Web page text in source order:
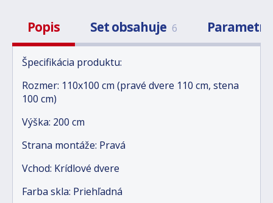
Popis Set obsahuje 6 Parametre
Špecifikácia produktu:
Rozmer: 110x100 cm (pravé dvere 110 cm, stena
100 cm)
Výška: 200 cm
Strana montáže: Pravá
Vchod: Krídlové dvere
Farba skla: Priehľadná